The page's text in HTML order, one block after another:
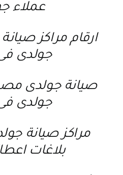
عملاء
ارقام مراكز
جولدى
صيانة جولدى
جولدى
مراكز صيانة
بلاغات